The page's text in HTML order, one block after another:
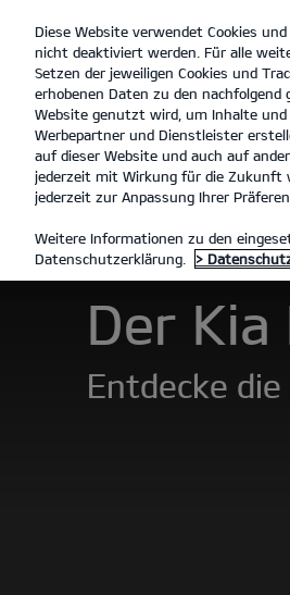
open
menu
Der
Der Kia
Entdecke
Diese Website verwendet Cookies
nicht deaktiviert werden. Für alle
Setzen der jeweiligen Cookies und
erhobenen Daten zu den
Website genutzt wird, um Inhalte
Werbepartner und Dienstleister
auf dieser Website und auch auf
jederzeit mit Wirkung für die Zukunft
jederzeit zur Anpassung Ihrer
Weitere Informationen zu den
Datenschutzerklärung.
>